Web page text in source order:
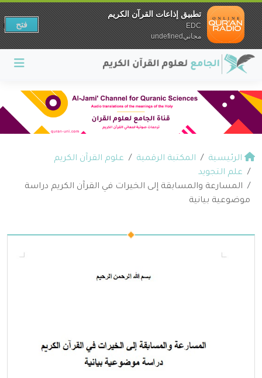
الرئيسية المكتبة الرقمية
علوم القرآن الكريم
علم التجويد
المسارعة والمسابقة إلى الخيرات في القرآن الكريم دراسة
موضوعية بيانية
تطبيق إذاعات القرآن الكريم
EDC
مجانيundefined
فتح